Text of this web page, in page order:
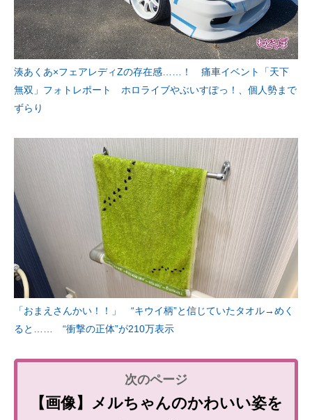
湊あくあ×フェアレディZの存在感……！ 痛車イベント「天下
無双」フォトレポート ホロライブやぶいすぽっ！、個人勢まで
ずらり
「おまえさんかい！！」 “キウイ柄”と信じていたタオル→めく
ると…… “衝撃の正体”が210万表示
【画像】メルちゃんのかわいい姿を